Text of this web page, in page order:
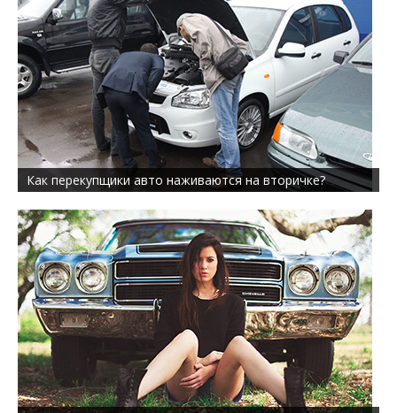
Как перекупщики авто наживаются на вторичке?